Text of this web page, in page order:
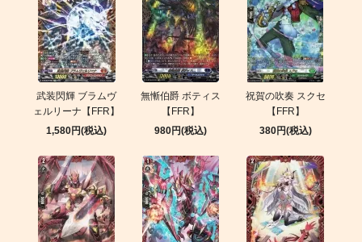
武装閃輝 ブラムヴ
ェルリーナ【FFR】
1,580円(税込)
無慚伯爵 ボティス
【FFR】
980円(税込)
祝賀の吹奏 スクセ
【FFR】
380円(税込)